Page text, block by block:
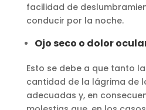
facilidad de
conducir por la noche.
Ojo seco o dolor
Esto se debe a que tanto
cantidad de la lágrima de
adecuadas y, en